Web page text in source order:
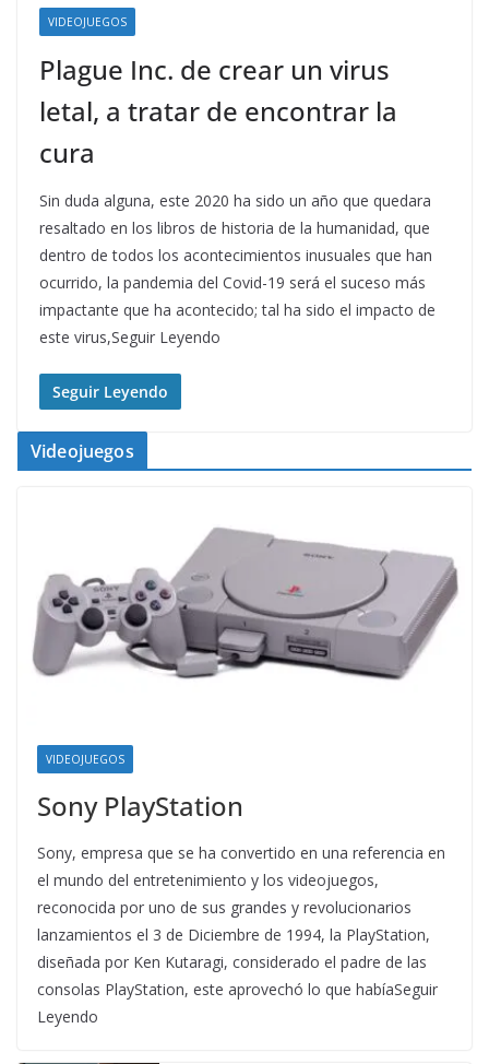
VIDEOJUEGOS
Plague Inc. de crear un virus
letal, a tratar de encontrar la
cura
Sin duda alguna, este 2020 ha sido un año que quedara
resaltado en los libros de historia de la humanidad, que
dentro de todos los acontecimientos inusuales que han
ocurrido, la pandemia del Covid-19 será el suceso más
impactante que ha acontecido; tal ha sido el impacto de
este virus,Seguir Leyendo
Seguir Leyendo
Videojuegos
VIDEOJUEGOS
Sony PlayStation
Sony, empresa que se ha convertido en una referencia en
el mundo del entretenimiento y los videojuegos,
reconocida por uno de sus grandes y revolucionarios
lanzamientos el 3 de Diciembre de 1994, la PlayStation,
diseñada por Ken Kutaragi, considerado el padre de las
consolas PlayStation, este aprovechó lo que habíaSeguir
Leyendo